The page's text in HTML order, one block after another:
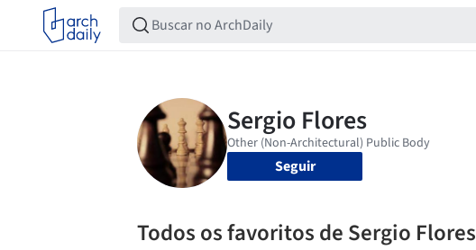
Seguir
Todos os favoritos de Sergio Flores